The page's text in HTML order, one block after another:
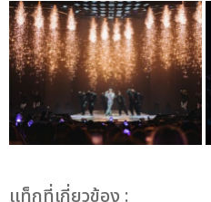
เเท็กที่เกี่ยวข้อง :